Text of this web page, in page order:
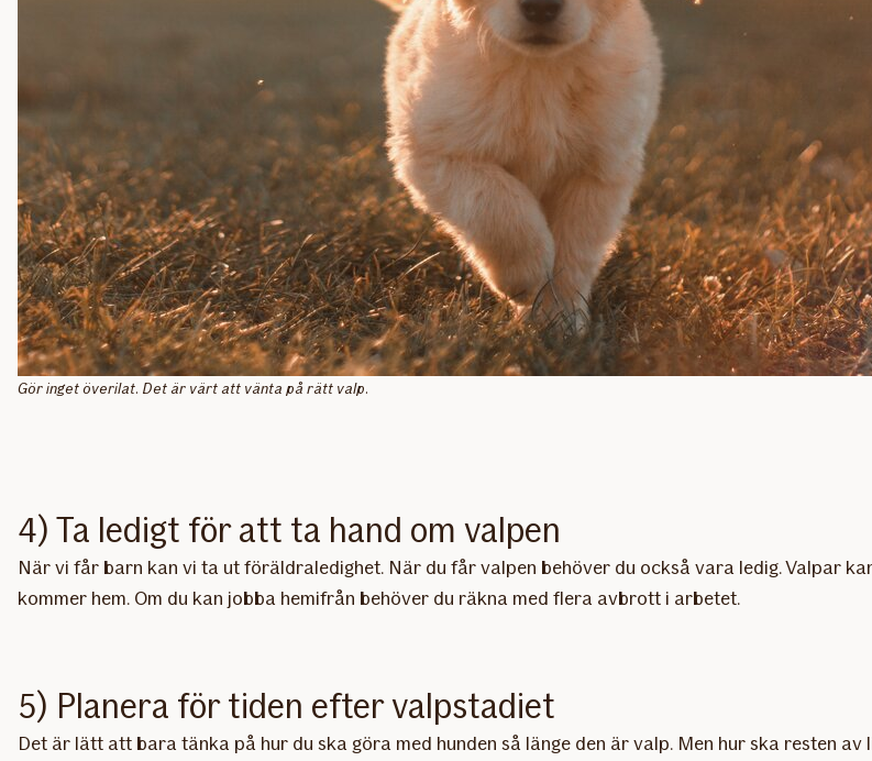
Gör inget överilat. Det är värt att vänta på rätt valp.
4) Ta ledigt för att ta hand om valpen
När vi får barn kan vi ta ut föräldraledighet. När du får valpen behöver du också vara ledig. Valpar
kommer hem. Om du kan jobba hemifrån behöver du räkna med flera avbrott i arbetet.
5) Planera för tiden efter valpstadiet
Det är lätt att bara tänka på hur du ska göra med hunden så länge den är valp. Men hur ska resten